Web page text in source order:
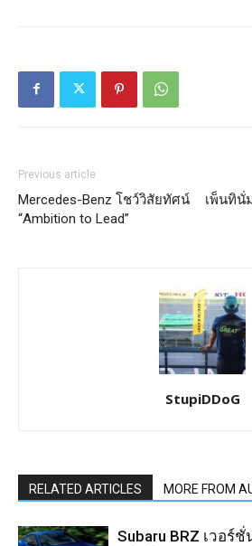
Previous article
Mercedes-Benz โชว์วิสัยทัศน์
“Ambition to Lead”
เพ็นทินั่
StupiDDoG
RELATED ARTICLES MORE FROM
Subaru BRZ เวอ